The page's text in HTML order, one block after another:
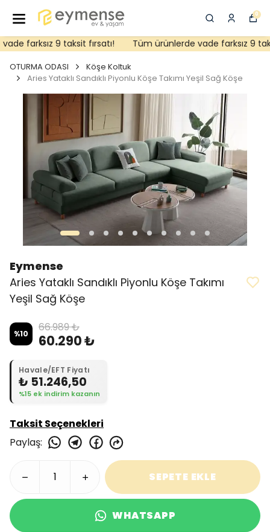
0
farksız 9 taksit fırsatı! Tüm ürünlerde vade farksız 9
OTURMA ODASI
Köşe Koltuk
Aries Yataklı Sandıklı Piyonlu Köşe Takımı Yeşil Sağ Köşe
Eymense
Aries Yataklı Sandıklı Piyonlu Köşe Takımı
Yeşil Sağ Köşe
%10 66.989 ₺
60.290 ₺
Havale/EFT Fiyatı
₺ 51.246,50
%15 ek indirim kazanın
Taksit Seçenekleri
Paylaş:
SEPETE EKLE
WHATSAPP